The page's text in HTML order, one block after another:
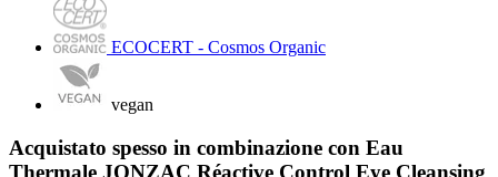
ECOCERT - Cosmos Organic
vegan
Acquistato spesso in combinazione con Eau
Thermale JONZAC Réactive Control Eye Cleansing